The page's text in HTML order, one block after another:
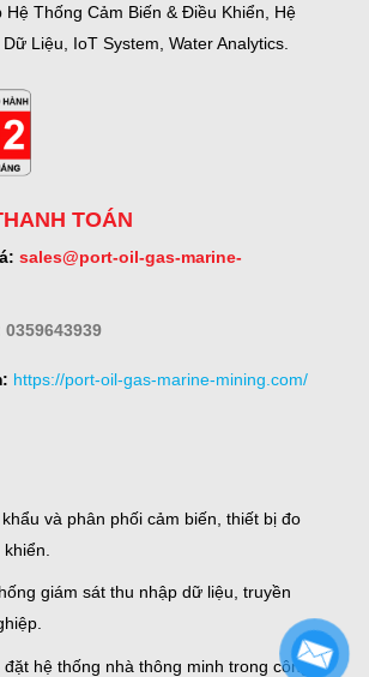
Thống Cảm Biến & Điều Khiển, Hệ
Liệu, IoT System, Water Analytics.
TOÁN
sales@port-oil-gas-marine-
0359643939
https://port-oil-gas-marine-mining.com/
và phân phối cảm biến, thiết bị đo
giám sát thu nhập dữ liệu, truyền
đặt hệ thống nhà thông minh trong công